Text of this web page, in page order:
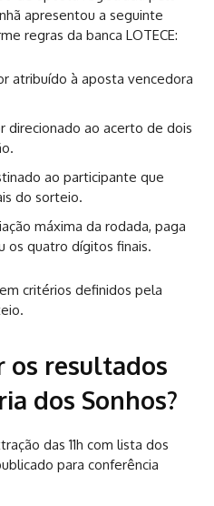
apresentou a seguinte
regras da banca LOTECE:
atribuído à aposta vencedora
direcionado ao acerto de dois
ao participante que
do sorteio.
máxima da rodada, paga
os quatro dígitos finais.
critérios definidos pela
os resultados
dos Sonhos?
das 11h com lista dos
para conferência